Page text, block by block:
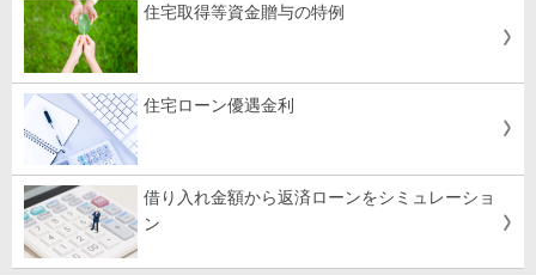
住宅取得等資金贈与の特例
住宅ローン優遇金利
借り入れ金額から返済ローンをシミュレーショ
ン